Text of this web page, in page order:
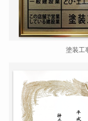
塗装工